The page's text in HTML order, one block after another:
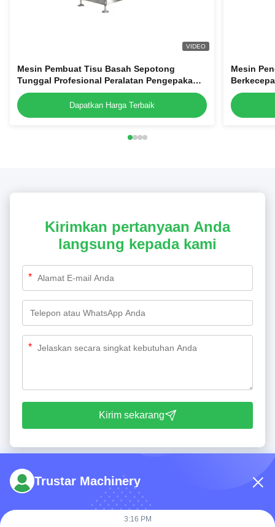
VIDEO
Mesin Pembuat Tisu Basah Sepotong
Tunggal Profesional Peralatan Pengepakan
Jaringan Penyegel Empat Sisi
Dapatkan Harga Terbaik
Mesin
Bantalan
Sisi
Kirimkan pertanyaan Anda
langsung kepada kami
*
*
Kirim sekarang
Trustar Machinery
3:16 PM